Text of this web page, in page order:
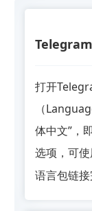
打开
（
体中文”，
选项，可使
语言包链接